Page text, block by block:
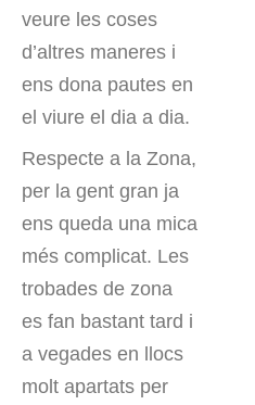
veure les coses
d’altres maneres i
ens dona pautes en
el viure el dia a dia.
Respecte a la Zona,
per la gent gran ja
ens queda una mica
més complicat. Les
trobades de zona
es fan bastant tard i
a vegades en llocs
molt apartats per